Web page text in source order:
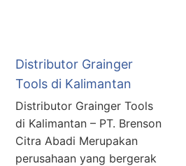
Distributor Grainger
Tools di Kalimantan
Distributor Grainger Tools
di Kalimantan – PT. Brenson
Citra Abadi Merupakan
perusahaan yang bergerak